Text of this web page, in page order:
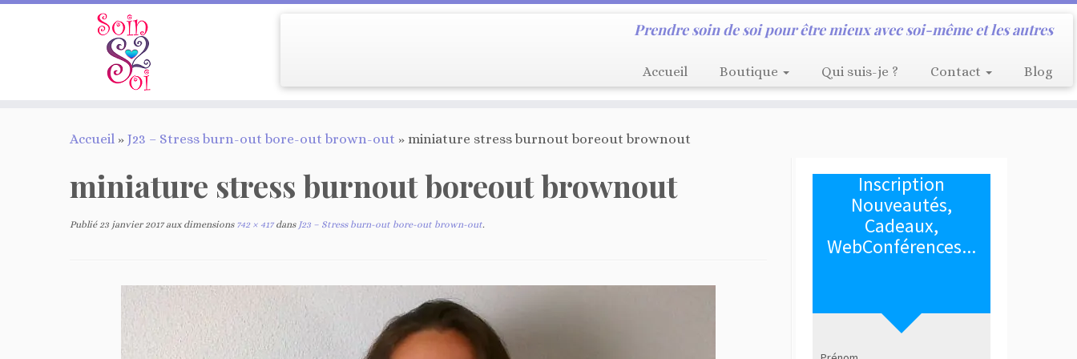
Prendre soin de soi pour être mieux avec soi-même et les autres
Accueil Boutique Qui suis-je ? Contact Blog
Accueil » J23 – Stress burn-out bore-out brown-out » miniature stress burnout boreout brownout
miniature stress burnout boreout brownout
Publié 23 janvier 2017aux dimensions742 × 417dansJ23 – Stress burn-out bore-out brown-out.